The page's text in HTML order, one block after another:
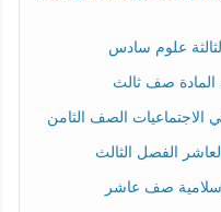
علوم سادس
المادة صف ثالث
الاجتماعيات الصف الثامن
الفصل الثالث
صف عاشر